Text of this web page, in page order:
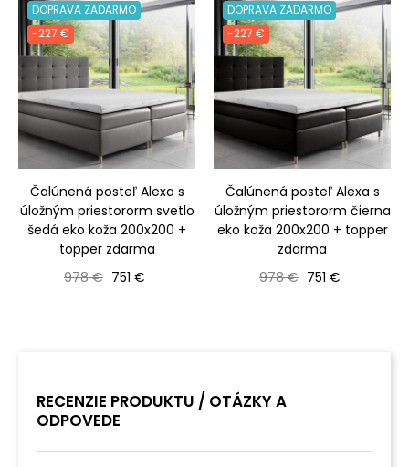
DOPRAVA ZADARMO
-227 €
Čalúnená posteľ Alexa s
úložným priestororm svetlo
šedá eko koža 200x200 +
topper zdarma
Bežná cena
978 € Cena
751 €
DOPRAVA ZADARMO
-227 €
Čalúnená posteľ Alexa s
úložným priestororm čierna
eko koža 200x200 + topper
zdarma
Bežná cena
978 € Cena
751 €
RECENZIE PRODUKTU / OTÁZKY A
ODPOVEDE